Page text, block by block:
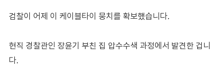
검찰이 어제 이 케이블타이 뭉치를 확보했습니다.
현직 경찰관인 장윤기 부친 집 압수수색 과정에서 발견한 겁니
다.